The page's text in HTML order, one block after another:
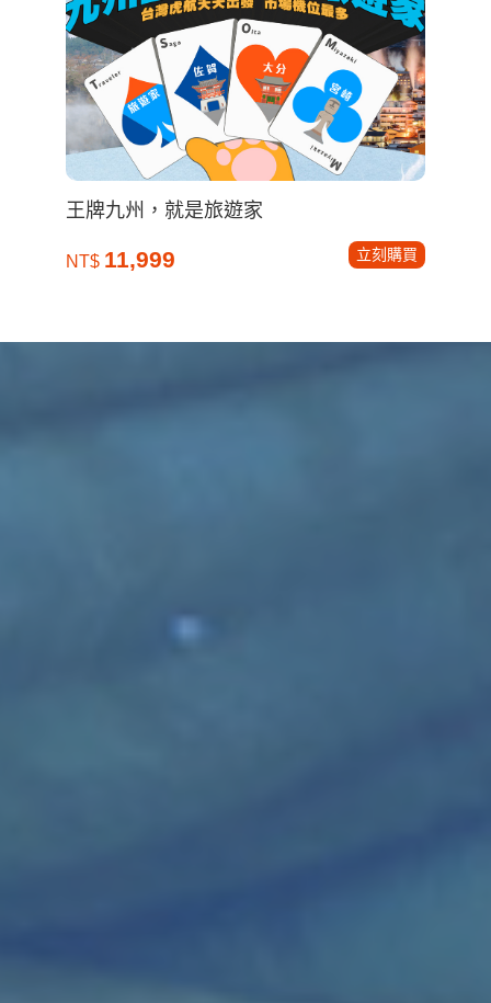
王牌九州，就是旅遊家
NT$ 11,999 立刻購買